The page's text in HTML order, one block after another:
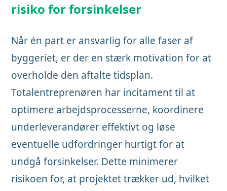
risiko for forsinkelser
Når én part er ansvarlig for alle faser af
byggeriet, er der en stærk motivation for at
overholde den aftalte tidsplan.
Totalentreprenøren har incitament til at
optimere arbejdsprocesserne, koordinere
underleverandører effektivt og løse
eventuelle udfordringer hurtigt for at
undgå forsinkelser. Dette minimerer
risikoen for, at projektet trækker ud, hvilket